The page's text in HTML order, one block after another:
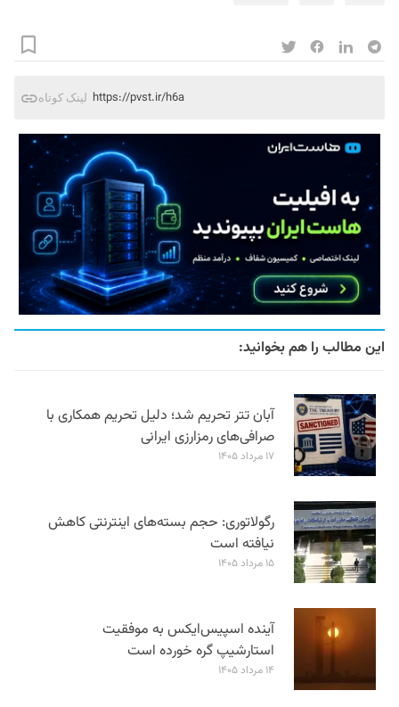
لینک کوتاه https://pvst.ir/h6a
این مطالب را هم بخوانید:
آبان تتر تحریم شد؛ دلیل تحریم همکاری با
صرافی‌های رمزارزی ایرانی
۱۷ مرداد ۱۴۰۵
رگولاتوری: حجم بسته‌های اینترنتی کاهش
نیافته است
۱۵ مرداد ۱۴۰۵
آینده اسپیس‌ایکس به موفقیت
استارشیپ گره خورده است
۱۴ مرداد ۱۴۰۵